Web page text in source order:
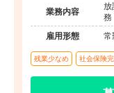
業務内容
放
務
雇用形態
常
残業少なめ 社会保険